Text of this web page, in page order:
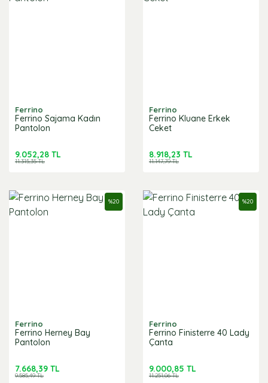
Ferrino
Ferrino Sajama Kadın
Pantolon
9.052,28 TL
11.315,35 TL
Ferrino
Ferrino Kluane Erkek
Ceket
8.918,23 TL
11.147,79 TL
Ferrino
Ferrino Herney Bay
Pantolon
%20
7.668,39 TL
9.585,49 TL
Ferrino
Ferrino Finisterre 40 Lady
Çanta
%20
9.000,85 TL
11.251,06 TL